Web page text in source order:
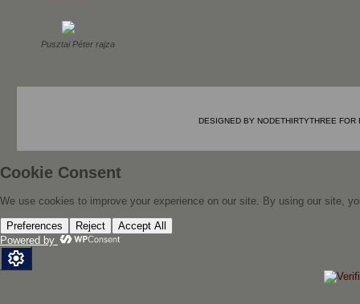
Pusztai Péter rajza
DESIGNED BY NODETHIRTYTHREE FOR